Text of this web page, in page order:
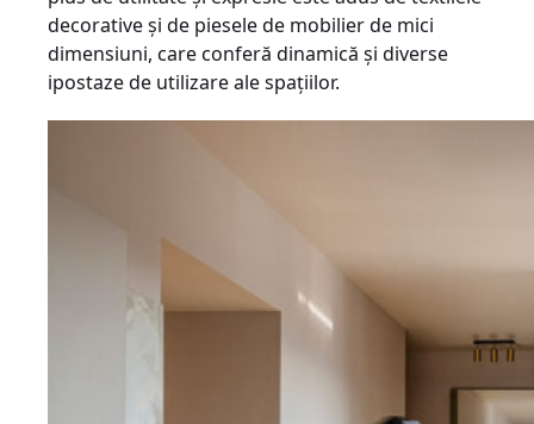
decorative și de piesele de mobilier de mici
dimensiuni, care conferă dinamică și diverse
ipostaze de utilizare ale spațiilor.